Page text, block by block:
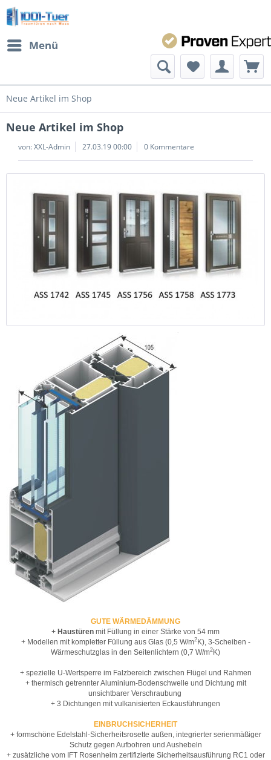
Menü
Neue Artikel im Shop
Neue Artikel im Shop
von:XXL-Admin 27.03.19 00:00 0 Kommentare
GUTE WÄRMEDÄMMUNG
+ Haustüren mit Füllung in einer Stärke von 54 mm
+ Modellen mit kompletter Füllung aus Glas (0,5 W/m2K), 3-Scheiben -
Wärmeschutzglas in den Seitenlichtern (0,7 W/m2K)
+ spezielle U-Wertsperre im Falzbereich zwischen Flügel und Rahmen
+ thermisch getrennter Aluminium-Bodenschwelle und Dichtung mit
unsichtbarer Verschraubung
+ 3 Dichtungen mit vulkanisierten Eckausführungen
EINBRUCHSICHERHEIT
+ formschöne Edelstahl-Sicherheitsrosette außen, integrierter serienmäßiger
Schutz gegen Aufbohren und Aushebeln
+ zusätzliche vom IFT Rosenheim zertifizierte Sicherheitsausführung RC1 oder